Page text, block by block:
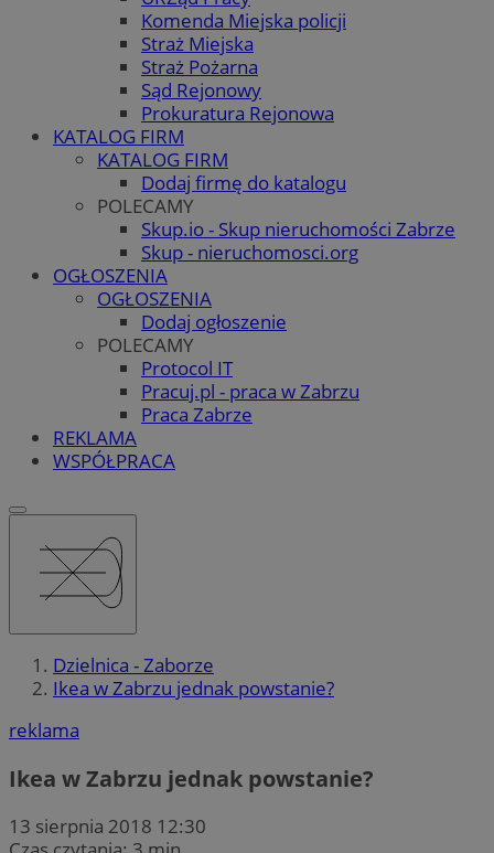
Komenda Miejska policji
Straż Miejska
Straż Pożarna
Sąd Rejonowy
Prokuratura Rejonowa
KATALOG FIRM
KATALOG FIRM
Dodaj firmę do katalogu
POLECAMY
Skup.io - Skup nieruchomości Zabrze
Skup - nieruchomosci.org
OGŁOSZENIA
OGŁOSZENIA
Dodaj ogłoszenie
POLECAMY
Protocol IT
Pracuj.pl - praca w Zabrzu
Praca Zabrze
REKLAMA
WSPÓŁPRACA
Dzielnica - Zaborze
Ikea w Zabrzu jednak powstanie?
reklama
Ikea w Zabrzu jednak powstanie?
13 sierpnia 2018 12:30